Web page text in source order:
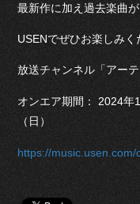
最新作に加え過去楽曲
USENでぜひお楽しみく
放送チャンネル「アー
オンエア期間： 2024年
（日）
https://